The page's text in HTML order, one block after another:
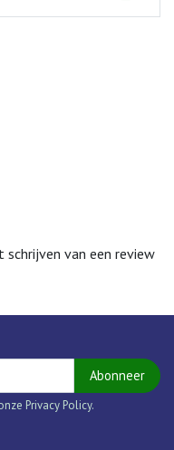
van een review
Abonneer
Privacy Policy.